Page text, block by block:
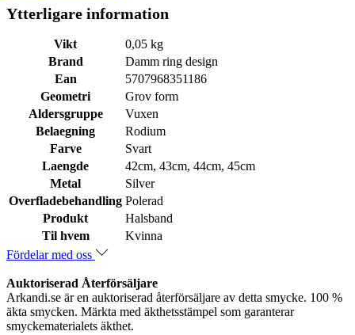
Ytterligare information
Vikt
0,05 kg
Brand
Damm ring design
Ean
5707968351186
Geometri
Grov form
Aldersgruppe
Vuxen
Belaegning
Rodium
Farve
Svart
Laengde
42cm, 43cm, 44cm, 45cm
Metal
Silver
Overfladebehandling Polerad
Produkt
Halsband
Til hvem
Kvinna
Fördelar med oss
Auktoriserad Återförsäljare
Arkandi.se är en auktoriserad återförsäljare av detta smycke. 100 %
äkta smycken. Märkta med äkthetsstämpel som garanterar
smyckematerialets äkthet.